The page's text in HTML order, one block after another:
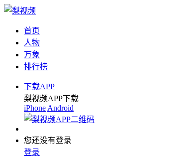
首页
人物
万象
排行榜
下载APP
梨视频APP下载
iPhone Android
您还没有登录
登录